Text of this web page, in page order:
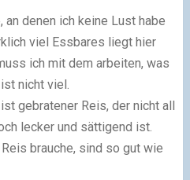
denen ich keine Lust habe
viel Essbares liegt hier
ich mit dem arbeiten, was
nicht viel.
gebratener Reis, der nicht all
lecker und sättigend ist.
brauche, sind so gut wie